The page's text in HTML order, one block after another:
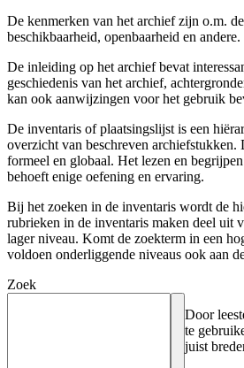
De kenmerken van het archief zijn o.m.
beschikbaarheid, openbaarheid en andere.
De inleiding op het archief bevat
geschiedenis van het archief,
kan ook aanwijzingen voor het gebruik
De inventaris of plaatsingslijst is een
overzicht van beschreven
formeel en globaal. Het lezen en
behoeft enige oefening en ervaring.
Bij het zoeken in de inventaris wordt de
rubrieken in de inventaris maken deel uit
lager niveau. Komt de zoekterm in een
voldoen onderliggende niveaus ook aan
Zoek
Door
te
juist